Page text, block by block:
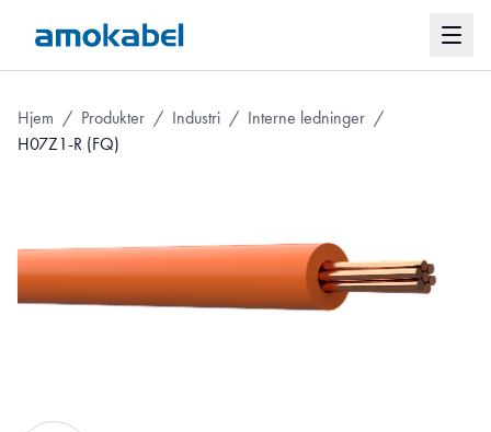
Hjem / Produkter / Industri / Interne ledninger /
H07Z1-R (FQ)